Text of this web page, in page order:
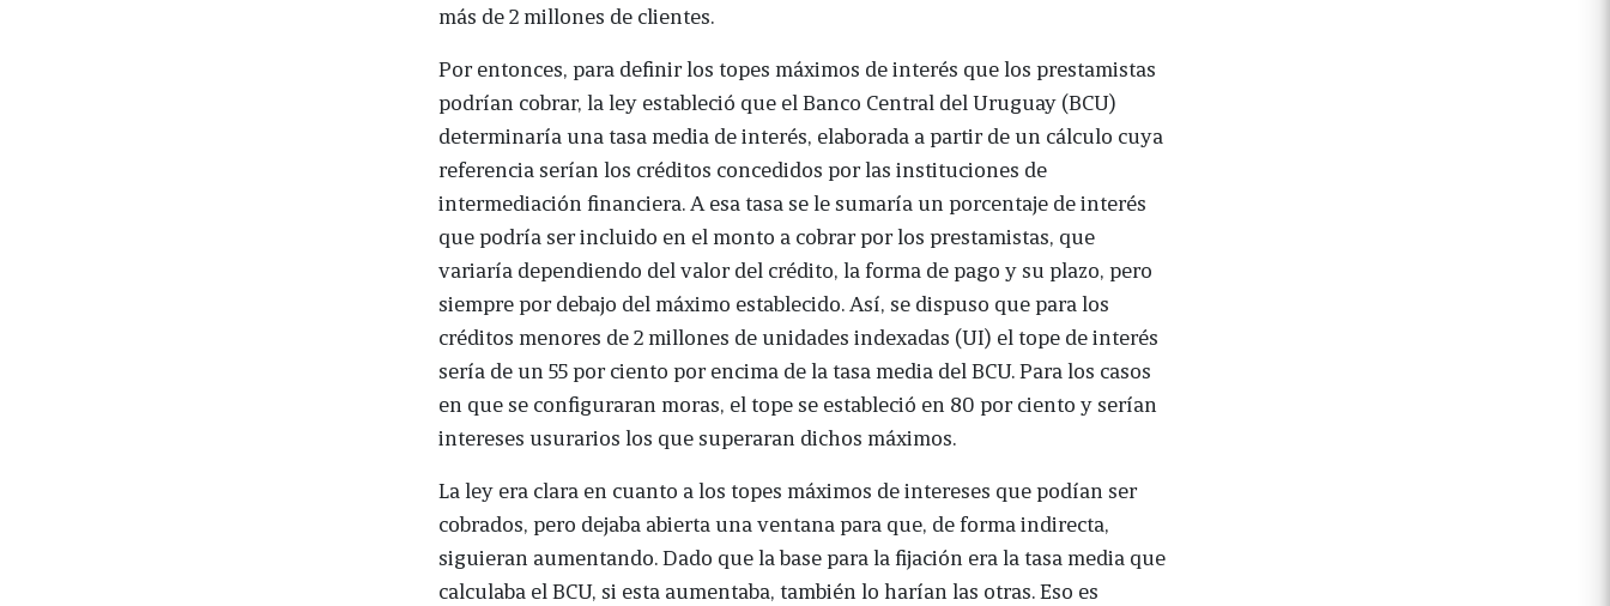
más de 2 millones de clientes.
Por entonces, para definir los topes máximos de interés que los prestamistas
podrían cobrar, la ley estableció que el Banco Central del Uruguay (BCU)
determinaría una tasa media de interés, elaborada a partir de un cálculo cuya
referencia serían los créditos concedidos por las instituciones de
intermediación financiera. A esa tasa se le sumaría un porcentaje de interés
que podría ser incluido en el monto a cobrar por los prestamistas, que
variaría dependiendo del valor del crédito, la forma de pago y su plazo, pero
siempre por debajo del máximo establecido. Así, se dispuso que para los
créditos menores de 2 millones de unidades indexadas (UI) el tope de interés
sería de un 55 por ciento por encima de la tasa media del BCU. Para los casos
en que se configuraran moras, el tope se estableció en 80 por ciento y serían
intereses usurarios los que superaran dichos máximos.
La ley era clara en cuanto a los topes máximos de intereses que podían ser
cobrados, pero dejaba abierta una ventana para que, de forma indirecta,
siguieran aumentando. Dado que la base para la fijación era la tasa media que
calculaba el BCU, si esta aumentaba, también lo harían las otras. Eso es